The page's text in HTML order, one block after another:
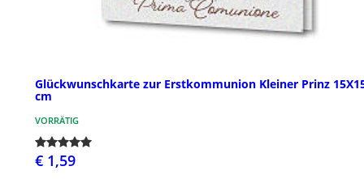
Glückwunschkarte zur Erstkommunion Kleiner Prinz
cm
VORRÄTIG
€ 1,59